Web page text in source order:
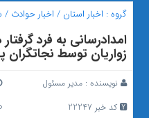
گروه : اخبار استان / اخبار حوادث /
امدادرسانی به فرد
زواریان توسط نجاتگران
نویسنده : مدیر مسئول
کد خبر 22247